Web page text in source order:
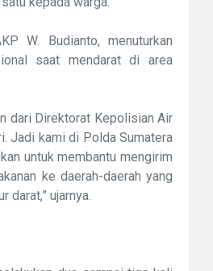
W. Budianto, menuturkan
saat mendarat di area
dari Direktorat Kepolisian Air
Jadi kami di Polda Sumatera
untuk membantu mengirim
ke daerah-daerah yang
darat,” ujarnya.